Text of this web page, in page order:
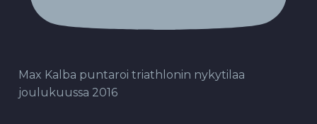
Max Kalba puntaroi triathlonin nykytilaa
joulukuussa 2016